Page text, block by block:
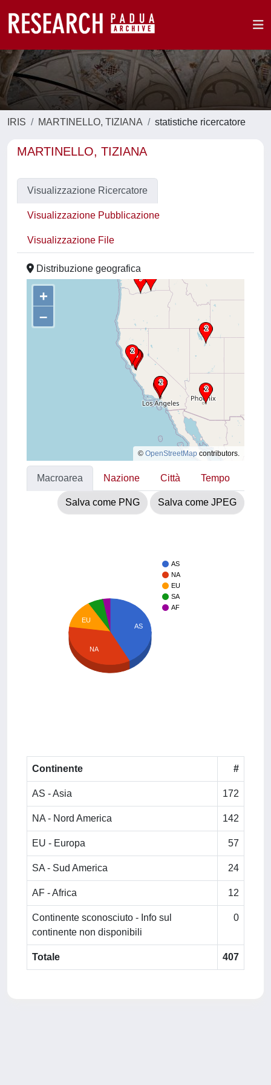
IRIS MARTINELLO, TIZIANA statistiche ricercatore
MARTINELLO, TIZIANA
Visualizzazione Ricercatore
Visualizzazione Pubblicazione
Visualizzazione File
Distribuzione geografica
+
–
© OpenStreetMap contributors.
Macroarea Nazione Città Tempo
Salva come PNG Salva come JPEG
AS
NA
EU
SA
AF
AS
EU
NA
Continente #
AS - Asia 172
NA - Nord America 142
EU - Europa 57
SA - Sud America 24
AF - Africa 12
Continente sconosciuto - Info sul
continente non disponibili
0
Totale 407